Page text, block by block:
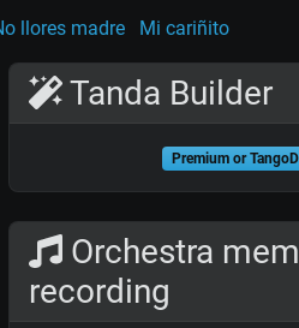
llores madre Mi cariñito
Tanda Builder
Premium or
Orchestra
recording